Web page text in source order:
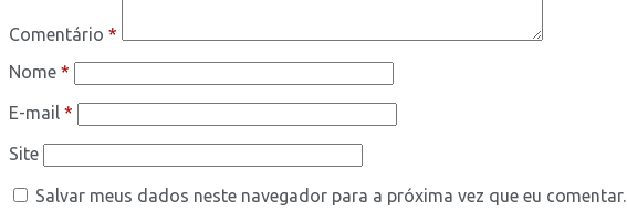
Comentário *
Nome *
E-mail *
Site
Salvar meus dados neste navegador para a próxima vez que eu comentar.